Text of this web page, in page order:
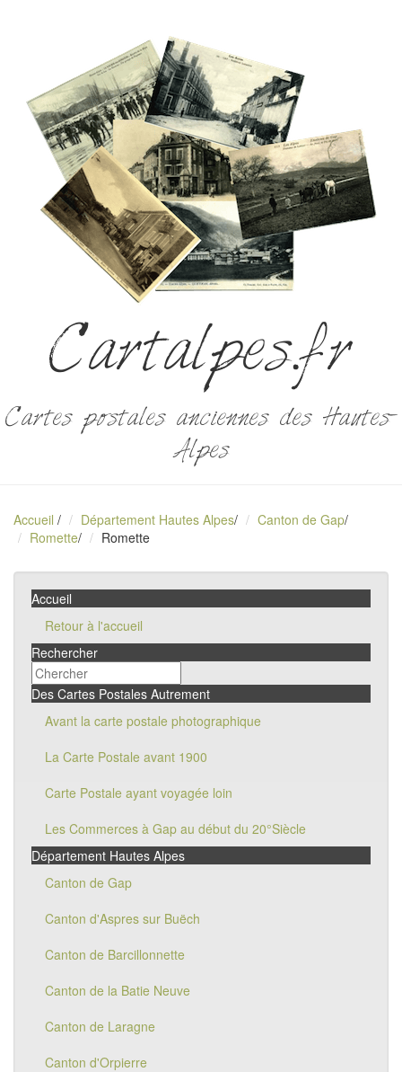
Cartalpes.fr
Cartes postales anciennes des Hautes-
Alpes
Accueil / Département Hautes Alpes/ Canton de Gap/
Romette/ Romette
Accueil
Retour à l'accueil
Rechercher
Des Cartes Postales Autrement
Avant la carte postale photographique
La Carte Postale avant 1900
Carte Postale ayant voyagée loin
Les Commerces à Gap au début du 20°Siècle
Département Hautes Alpes
Canton de Gap
Canton d'Aspres sur Buëch
Canton de Barcillonnette
Canton de la Batie Neuve
Canton de Laragne
Canton d'Orpierre